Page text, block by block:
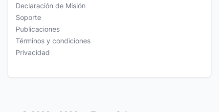
Declaración de Misión
Soporte
Publicaciones
Términos y condiciones
Privacidad